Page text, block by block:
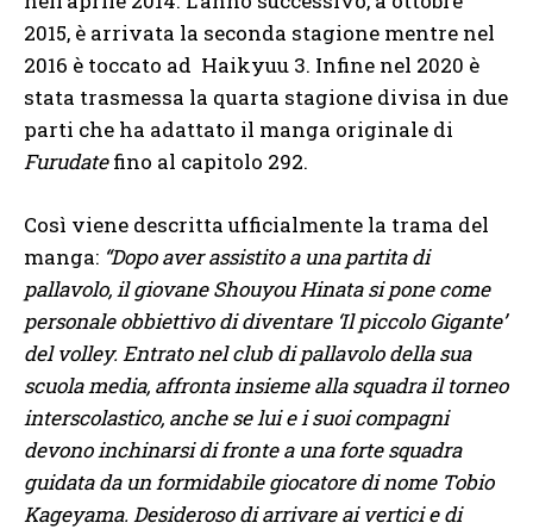
2015, è arrivata la seconda stagione mentre nel
2016 è toccato ad Haikyuu 3. Infine nel 2020 è
stata trasmessa la quarta stagione divisa in due
parti che ha adattato il manga originale di
Furudatefino al capitolo 292.
Così viene descritta ufficialmente la trama del
manga: “Dopo aver assistito a una partita di
pallavolo, il giovane Shouyou Hinata si pone come
personale obbiettivo di diventare ‘Il piccolo Gigante’
del volley. Entrato nel club di pallavolo della sua
scuola media, affronta insieme alla squadra il torneo
interscolastico, anche se lui e i suoi compagni
devono inchinarsi di fronte a una forte squadra
guidata da un formidabile giocatore di nome Tobio
Kageyama. Desideroso di arrivare ai vertici e di